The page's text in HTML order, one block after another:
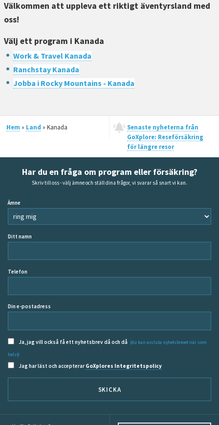
Välkommen att uppleva ett riktigt äventyrsland med
oss!
Välj ett program i Kanada
Work & Travel Kanada
Ranchstay Kanada
Jobba i Rocky Mountains - Kanada
Hem » Land » Kanada
Senaste nyheterna från
GoXplore: Reseförsäkring
för längre resor
Har du en fråga om program eller försäkring?
Skriv till oss - välj ämne och ställ dina frågor, vi svarar så snart vi kan.
Ämne
Ditt namn
Telefon
Din e-postadress
Ja, jag vill också få ett nyhetsbrev då och då (du kan avsluta nyhetsbrevet när som
helst)
Jag har läst och accepterar GoXplores Integritetspolicy
SKICKA